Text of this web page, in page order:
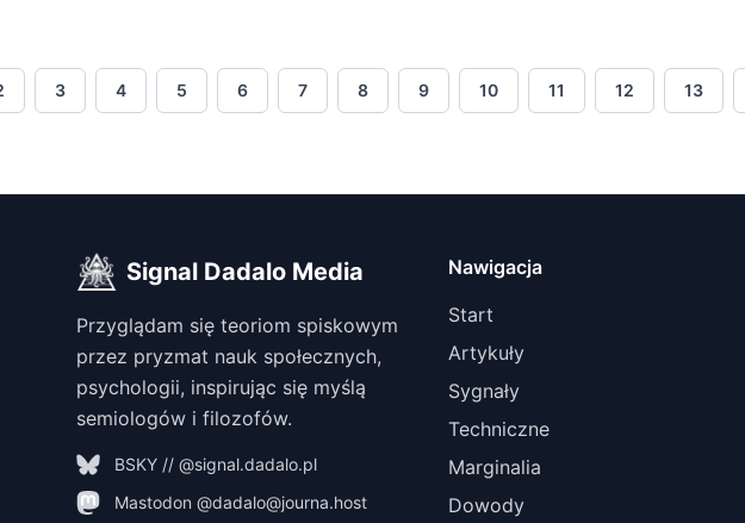
3 4 5 6 7 8 9 10 11 12 13
Signal Dadalo Media
Przyglądam się teoriom spiskowym
przez pryzmat nauk społecznych,
psychologii, inspirując się myślą
semiologów i filozofów.
BSKY // @signal.dadalo.pl
Mastodon @dadalo@journa.host
Nawigacja
Start
Artykuły
Sygnały
Techniczne
Marginalia
Dowody